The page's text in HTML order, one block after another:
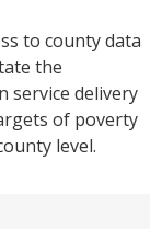
to county data
the
service delivery
of poverty
level.